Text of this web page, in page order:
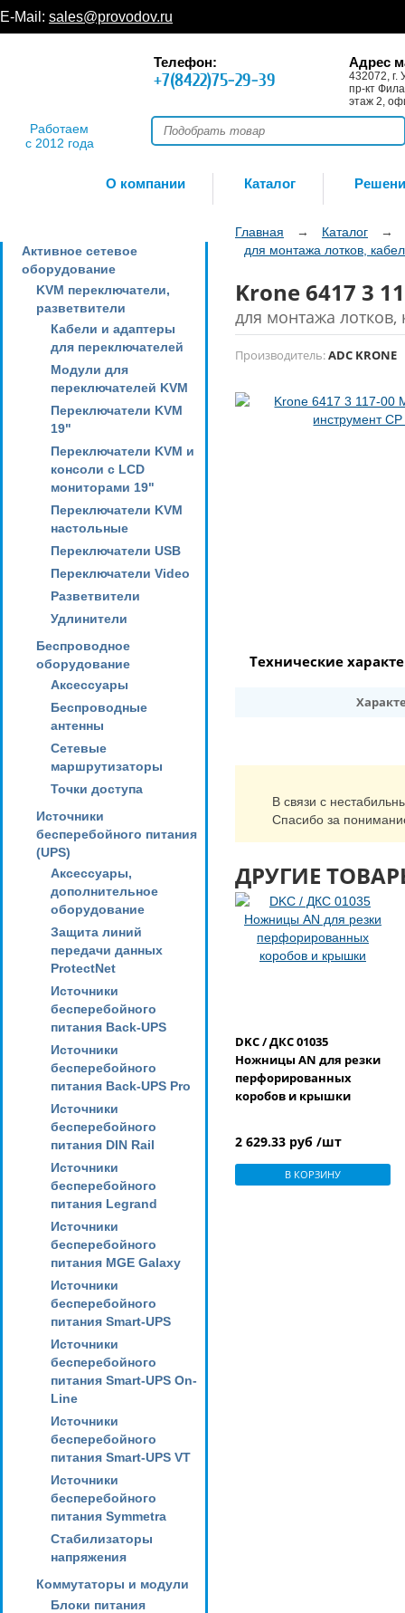
E-Mail: sales@provodov.ru
Работаем
с 2012 года
Телефон:
+7(8422)75-29-39
Адрес
432072, г.
пр-кт
этаж 2,
О компании Каталог
Активное сетевое
оборудование
KVM переключатели,
разветвители
Кабели и адаптеры
для переключателей
Модули для
переключателей KVM
Переключатели KVM
19"
Переключатели KVM и
консоли с LCD
мониторами 19"
Переключатели KVM
настольные
Переключатели USB
Переключатели Video
Разветвители
Удлинители
Беспроводное
оборудование
Аксессуары
Беспроводные
антенны
Сетевые
маршрутизаторы
Точки доступа
Источники
бесперебойного питания
(UPS)
Аксессуары,
дополнительное
оборудование
Защита линий
передачи данных
ProtectNet
Источники
бесперебойного
питания Back-UPS
Источники
бесперебойного
питания Back-UPS Pro
Источники
бесперебойного
питания DIN Rail
Источники
бесперебойного
питания Legrand
Источники
бесперебойного
питания MGE Galaxy
Источники
бесперебойного
питания Smart-UPS
Источники
бесперебойного
питания Smart-UPS On-
Line
Источники
бесперебойного
питания Smart-UPS VT
Источники
бесперебойного
питания Symmetra
Стабилизаторы
напряжения
Коммутаторы и модули
Блоки питания
Главная → Каталог
→
для монтажа лотков,
Krone 6417 3
для монтажа лотков,
Производитель:ADC KRONE
Технические
В связи с
Спасибо за
ДРУГИЕ
DKC / ДКС 01035
Ножницы AN для резки
перфорированных
коробов и крышки
2 629.33 руб /шт
В КОРЗИНУ